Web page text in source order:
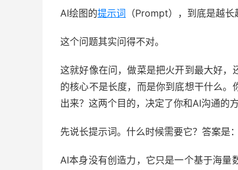
AI绘图的提示词 （Prompt），到底是越长
这个问题其实问得不对。
这就好像在问，做菜是把火开到最大好
的核心不是长度，而是你到底想干什么
出来？这两个目的，决定了你和AI沟通的方
先说长提示词。什么时候需要它？答案是
AI本身没有创造力，它只是一个基于海量